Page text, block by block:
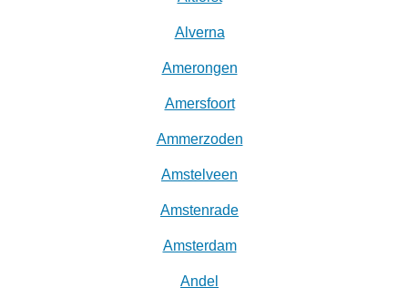
Alverna
Amerongen
Amersfoort
Ammerzoden
Amstelveen
Amstenrade
Amsterdam
Andel